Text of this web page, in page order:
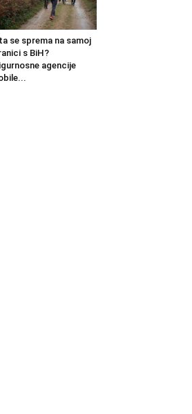
se sprema na samoj
s BiH?
agencije